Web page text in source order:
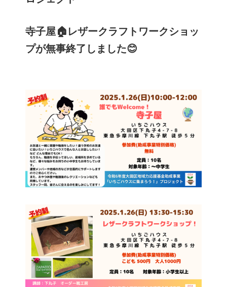
寺子屋🏠レザークラフトワークショッ
プが無事終了しました😊